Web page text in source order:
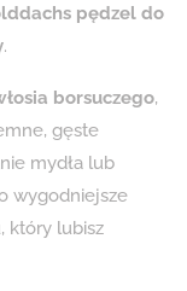
pędzel do
.
borsuczego,
gęste
mydła lub
wygodniejsze
który lubisz